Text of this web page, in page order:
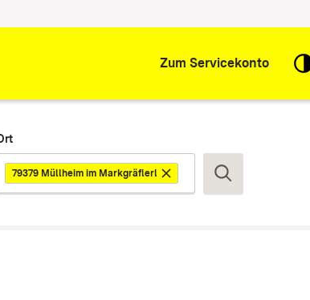
Zum Servicekonto
79379 Müllheim im Markgräflerland
Suchen